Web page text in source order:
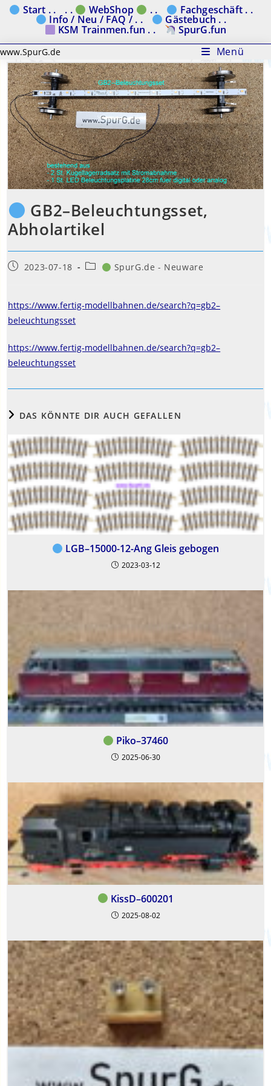
Zum Start . . . . WebShop . . Fachgeschäft . .
Info / Neu / FAQ / . . Gästebuch . .
KSM Trainmen.fun . . SpurG.fun
www.SpurG.de Menü
GB2–Beleuchtungsset,
Abholartikel
Beitrag2023-07-18
Beitrags-SpurG.de - Neuware
https://www.fertig-modellbahnen.de/search?q=gb2–
beleuchtungsset
https://www.fertig-modellbahnen.de/search?q=gb2–
beleuchtungsset
DAS KÖNNTE DIR AUCH GEFALLEN
LGB–15000-12-Ang Gleis gebogen
2023-03-12
Piko–37460
2025-06-30
KissD–600201
2025-08-02